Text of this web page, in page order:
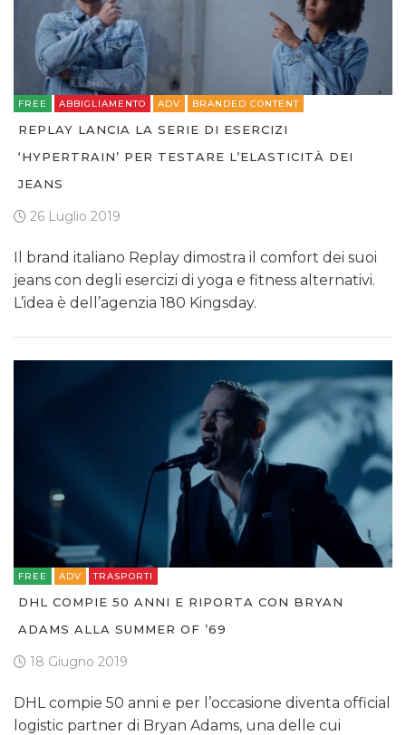
FREE ABBIGLIAMENTO ADV BRANDED CONTENT
REPLAY LANCIA LA SERIE DI ESERCIZI
‘HYPERTRAIN’ PER TESTARE L’ELASTICITÀ DEI
JEANS
26 Luglio 2019
Il brand italiano Replay dimostra il comfort dei suoi
jeans con degli esercizi di yoga e fitness alternativi.
L’idea è dell’agenzia 180 Kingsday.
FREE ADV TRASPORTI
DHL COMPIE 50 ANNI E RIPORTA CON BRYAN
ADAMS ALLA SUMMER OF ’69
18 Giugno 2019
DHL compie 50 anni e per l’occasione diventa official
logistic partner di Bryan Adams, una delle cui